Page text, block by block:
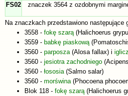
FS02
znaczek 3564 z ozdobnymi
Na znaczkach przedstawiono następujące
3558 - fokę szarą (Halichoerus
3559 - babkę piaskową
3560 - parposza (Alosa fallax) i
3560 - jesiotra zachodniego
3560 - łososia (Salmo salar)
3560 - morświna (Phocoena
Blok 118 - fokę szarą (Halichoerus